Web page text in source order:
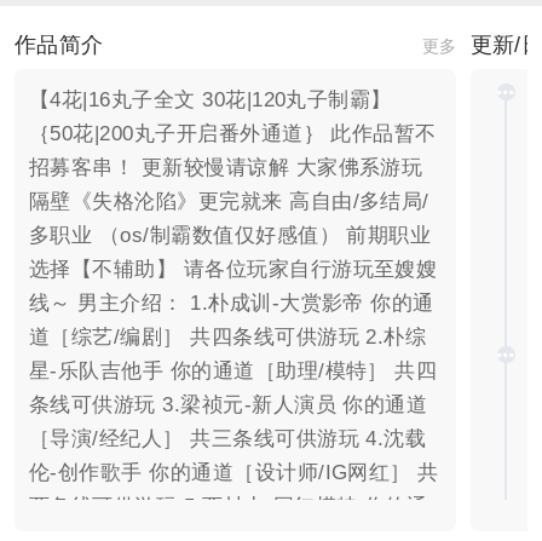
作品简介 更多
【4花|16丸子全文 30花|120丸子制霸】
｛50花|200丸子开启番外通道｝ 此作品暂不
招募客串！ 更新较慢请谅解 大家佛系游玩
隔壁《失格沦陷》更完就来 高自由/多结局/
多职业 （os/制霸数值仅好感值） 前期职业
选择【不辅助】 请各位玩家自行游玩至嫂嫂
线～ 男主介绍： 1.朴成训-大赏影帝 你的通
道［综艺/编剧］ 共四条线可供游玩 2.朴综
星-乐队吉他手 你的通道［助理/模特］ 共四
条线可供游玩 3.梁祯元-新人演员 你的通道
［导演/经纪人］ 共三条线可供游玩 4.沈载
伦-创作歌手 你的通道［设计师/IG网红］ 共
两条线可供游玩 5.西村力-网红模特 你的通
更新/